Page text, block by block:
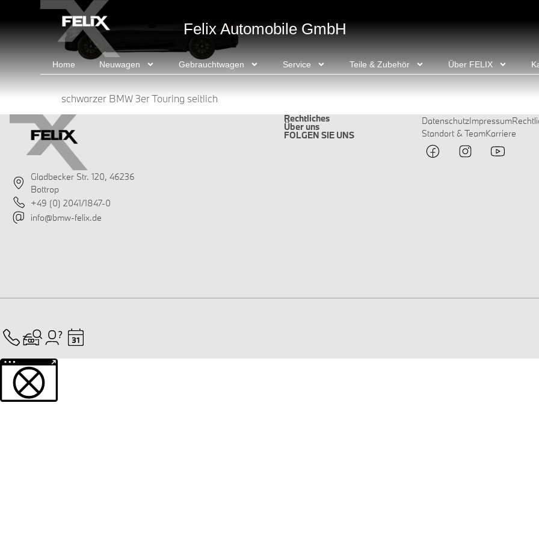
Felix Automobile GmbH
Home Neuwagen Gebrauchtwagen Service Teile & Zubehör Über FELIX
schwarzer BMW 3er Touring seitlich
Gladbecker Str. 120, 46236
Bottrop
+49 (0) 2041/1847-0
info@bmw-felix.de
Rechtliches
Über uns
FOLGEN SIE UNS
DatenschutzImpressum
Standort & TeamKarriere
Weitere Informationen über den gesperrten Inhalt.